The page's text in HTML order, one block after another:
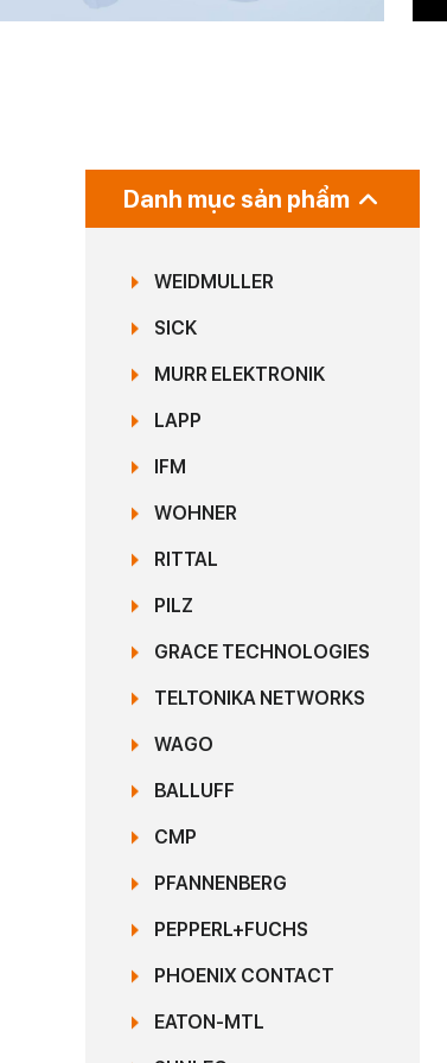
Danh mục sản phẩm
WEIDMULLER
SICK
MURR ELEKTRONIK
LAPP
IFM
WOHNER
RITTAL
PILZ
GRACE TECHNOLOGIES
TELTONIKA NETWORKS
WAGO
BALLUFF
CMP
PFANNENBERG
PEPPERL+FUCHS
PHOENIX CONTACT
EATON-MTL